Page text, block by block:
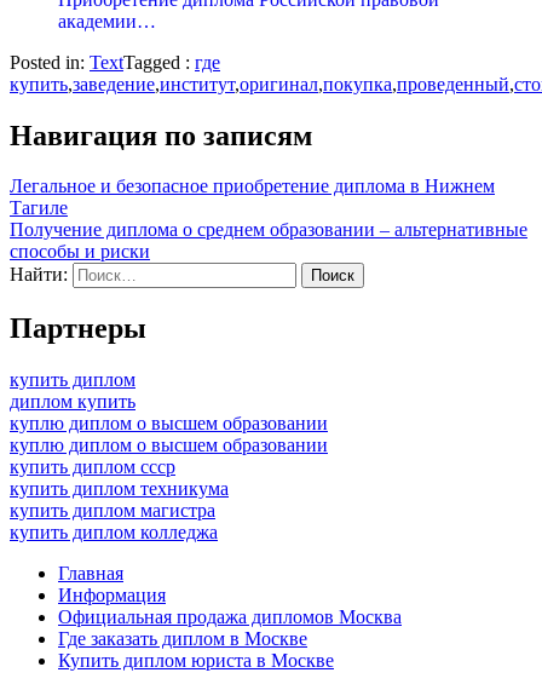
академии…
Posted in: TextTagged : где
купить,заведение,институт,оригинал,покупка,проведенный,
Навигация по записям
Легальное и безопасное приобретение диплома в Нижнем
Тагиле
Получение диплома о среднем образовании – альтернативные
способы и риски
Найти:
Партнеры
купить диплом
диплом купить
куплю диплом о высшем образовании
куплю диплом о высшем образовании
купить диплом ссср
купить диплом техникума
купить диплом магистра
купить диплом колледжа
Главная
Информация
Официальная продажа дипломов Москва
Где заказать диплом в Москве
Купить диплом юриста в Москве